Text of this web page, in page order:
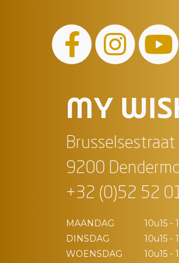
MY
9200
+32 (0)52 52
MAANDAG
10u15 -
DINSDAG
10u15 -
WOENSDAG
10u15 -